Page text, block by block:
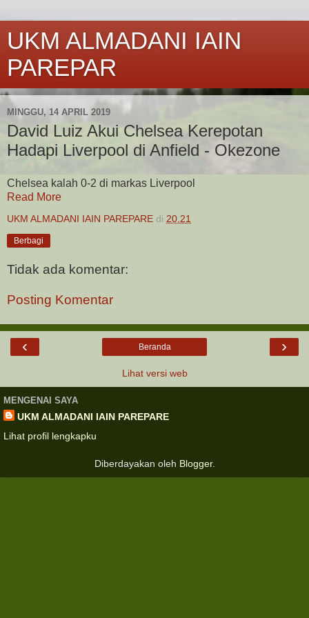
UKM ALMADANI IAIN
PAREPAR
MINGGU, 14 APRIL 2019
David Luiz Akui Chelsea Kerepotan
Hadapi Liverpool di Anfield - Okezone
Chelsea kalah 0-2 di markas Liverpool
Read More
UKM ALMADANI IAIN PAREPARE di 20.21
Berbagi
Tidak ada komentar:
Posting Komentar
‹ ›
Beranda
Lihat versi web
MENGENAI SAYA
UKM ALMADANI IAIN PAREPARE
Lihat profil lengkapku
Diberdayakan oleh Blogger.